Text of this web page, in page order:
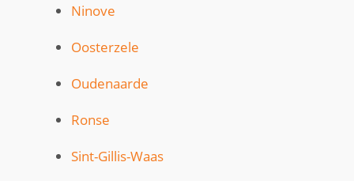
Ninove
Oosterzele
Oudenaarde
Ronse
Sint-Gillis-Waas